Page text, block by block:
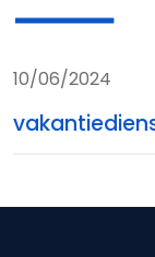
10/06/2024